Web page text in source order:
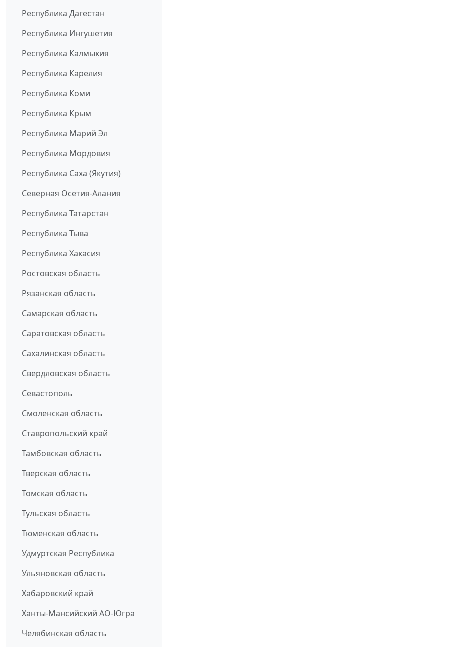
Республика Дагестан
Республика Ингушетия
Республика Калмыкия
Республика Карелия
Республика Коми
Республика Крым
Республика Марий Эл
Республика Мордовия
Республика Саха (Якутия)
Северная Осетия-Алания
Республика Татарстан
Республика Тыва
Республика Хакасия
Ростовская область
Рязанская область
Самарская область
Саратовская область
Сахалинская область
Свердловская область
Севастополь
Смоленская область
Ставропольский край
Тамбовская область
Тверская область
Томская область
Тульская область
Тюменская область
Удмуртская Республика
Ульяновская область
Хабаровский край
Ханты-Мансийский АО-Югра
Челябинская область